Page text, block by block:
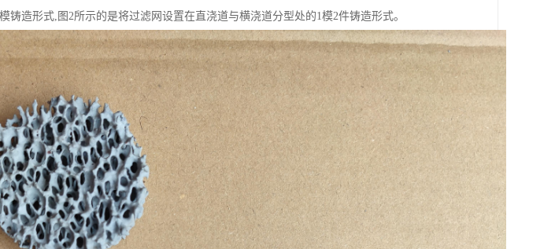
铸造形式,图2所示的是将过滤网设置在直浇道与横浇道分型处的1模2件铸造形式。